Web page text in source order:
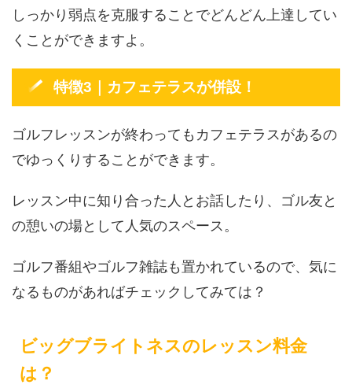
しっかり弱点を克服することでどんどん上達してい
くことができますよ。
特徴3｜カフェテラスが併設！
ゴルフレッスンが終わってもカフェテラスがあるの
でゆっくりすることができます。
レッスン中に知り合った人とお話したり、ゴル友と
の憩いの場として人気のスペース。
ゴルフ番組やゴルフ雑誌も置かれているので、気に
なるものがあればチェックしてみては？
ビッグブライトネスのレッスン料金
は？